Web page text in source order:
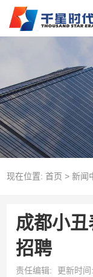
现在位置: 首页 > 新闻
成都小
招聘
责任编辑: 更新时